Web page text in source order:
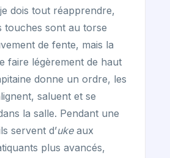
dois tout réapprendre,
touches sont au torse
de fente, mais la
faire légèrement de haut
donne un ordre, les
saluent et se
la salle. Pendant une
servent d’ukeaux
plus avancés,